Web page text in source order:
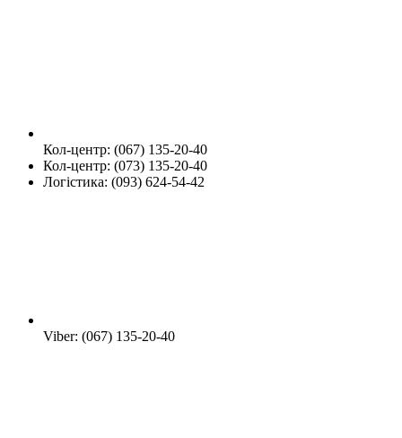
Кол-центр: (067) 135-20-40
Кол-центр: (073) 135-20-40
Логістика: (093) 624-54-42
Viber: (067) 135-20-40